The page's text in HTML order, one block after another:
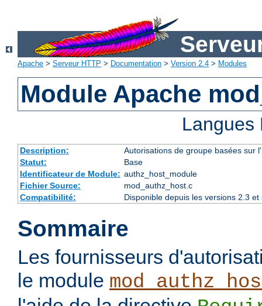
Apache > Serveur HTTP > Documentation > Version 2.4 > Modules
Module Apache
Description:
Autorisations de groupe basées sur
Statut:
Base
Identificateur de Module: authz_host_module
Fichier Source:
mod_authz_host.c
Compatibilité:
Disponible depuis les versions 2.3
Sommaire
Les fournisseurs
le module